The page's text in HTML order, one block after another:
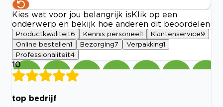
Kies wat voor jou belangrijk is Klik op een
onderwerp en bekijk hoe anderen dit beoordelen
Productkwaliteit6 Kennis personeel 1 Klantenservice9
Online bestellen1 Bezorging7 Verpakking1
Professionaliteit4
10
top bedrijf